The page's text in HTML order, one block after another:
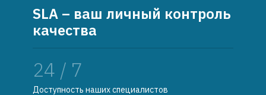
SLA – ваш личный контроль
качества
24 / 7
Доступность наших специалистов